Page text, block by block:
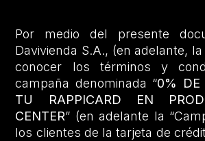
Por medio del presente
Davivienda S.A., (en adelante, la
conocer los términos y
campaña denominada “0% DE
TU RAPPICARD EN
CENTER” (en adelante la
los clientes de la tarjeta de